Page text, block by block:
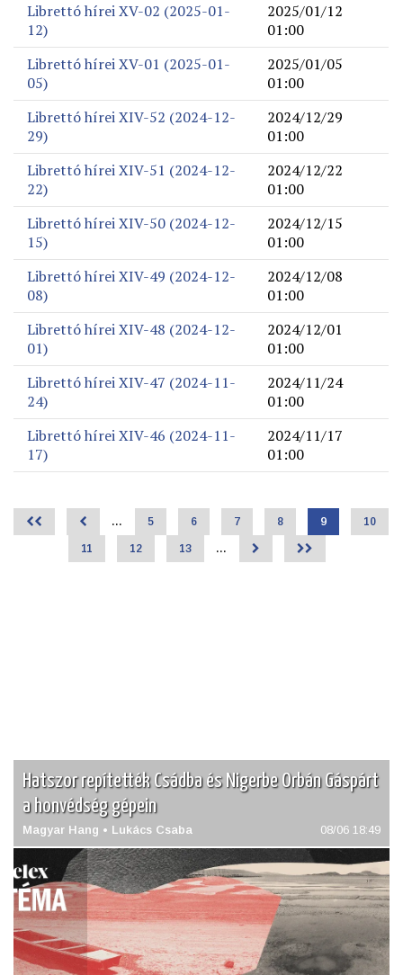
Librettó hírei XV-02 (2025-01-
12)
2025/01/12
01:00
Librettó hírei XV-01 (2025-01-
05)
2025/01/05
01:00
Librettó hírei XIV-52 (2024-12-
29)
2024/12/29
01:00
Librettó hírei XIV-51 (2024-12-
22)
2024/12/22
01:00
Librettó hírei XIV-50 (2024-12-
15)
2024/12/15
01:00
Librettó hírei XIV-49 (2024-12-
08)
2024/12/08
01:00
Librettó hírei XIV-48 (2024-12-
01)
2024/12/01
01:00
Librettó hírei XIV-47 (2024-11-
24)
2024/11/24
01:00
Librettó hírei XIV-46 (2024-11-
17)
2024/11/17
01:00
Oldalszámozás
<< < … Page
5 Page
6 Page
7 Page
8
Jelenlegi
oldal
9 Page
10
Page
11 Page
12 Page
13 … > >>
Hatszor repítették Csádba és Nigerbe Orbán Gáspárt
a honvédség gépein
Magyar Hang • Lukács Csaba 08/06 18:49